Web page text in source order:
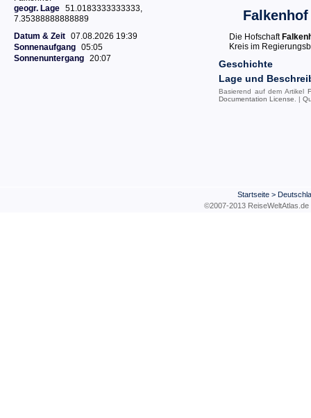
geogr. Lage 51.0183333333333,
7.35388888888889
Datum & Zeit 07.08.2026 19:39
Sonnenaufgang 05:05
Sonnenuntergang 20:07
Falkenhof
Die Hofschaft
Kreis im
Geschichte
Lage und
Basierend auf dem Artikel
Documentation License . |
Startseite >
©2007-2013